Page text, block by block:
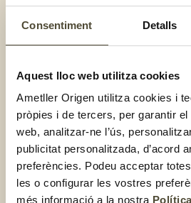
Consentiment Detalls
Aquest lloc web utilitza cookies
Ametller Origen utilitza cookies i
pròpies i de tercers, per garantir
web, analitzar-ne l’ús,
publicitat personalitzada, d’acord
preferències. Podeu acceptar
les o configurar les vostres
més informació a la nostra
mandolina per aconseguir
Disposa les làmines de remolatxa
ratlladura d’una llimona.
Fes una vinagreta amb el suc de
d’oliva, un polsim de sal i pebre i
Compartir: